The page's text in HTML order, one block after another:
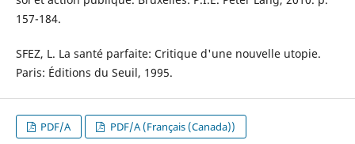
157-184.
SFEZ, L. La santé parfaite: Critique d'une nouvelle utopie.
Paris: Éditions du Seuil, 1995.
PDF/A PDF/A (Français (Canada))